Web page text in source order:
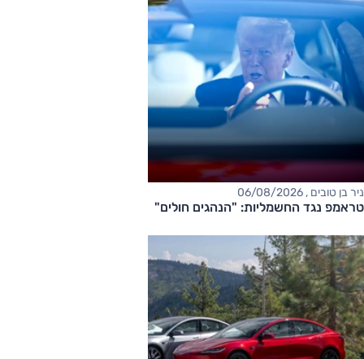
ניר בן טובים , 06/08/2026
טראמפ נגד החשמליות: "הנהגים חולים"